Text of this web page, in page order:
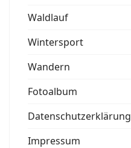
Waldlauf
Wintersport
Wandern
Fotoalbum
Datenschutzerklärung
Impressum